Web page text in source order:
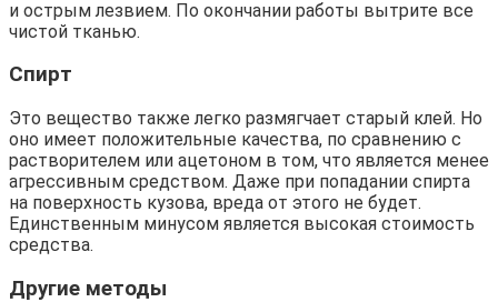
и острым лезвием. По окончании работы вытрите все
чистой тканью.
Спирт
Это вещество также легко размягчает старый клей. Но
оно имеет положительные качества, по сравнению с
растворителем или ацетоном в том, что является менее
агрессивным средством. Даже при попадании спирта
на поверхность кузова, вреда от этого не будет.
Единственным минусом является высокая стоимость
средства.
Другие методы